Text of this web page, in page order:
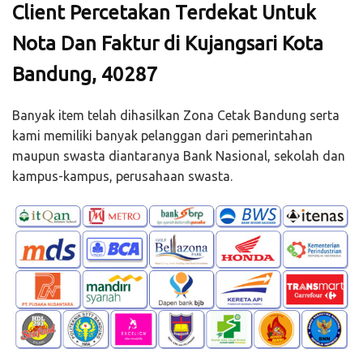
Client Percetakan Terdekat Untuk
Nota Dan Faktur di Kujangsari Kota
Bandung, 40287
Banyak item telah dihasilkan Zona Cetak Bandung serta
kami memiliki banyak pelanggan dari pemerintahan
maupun swasta diantaranya Bank Nasional, sekolah dan
kampus-kampus, perusahaan swasta.